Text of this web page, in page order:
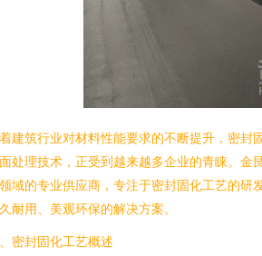
建筑行业对材料性能要求的不断提升，密封
处理技术，正受到越来越多企业的青睐。金
域的专业供应商，专注于密封固化工艺的研
耐用、美观环保的解决方案。
密封固化工艺概述